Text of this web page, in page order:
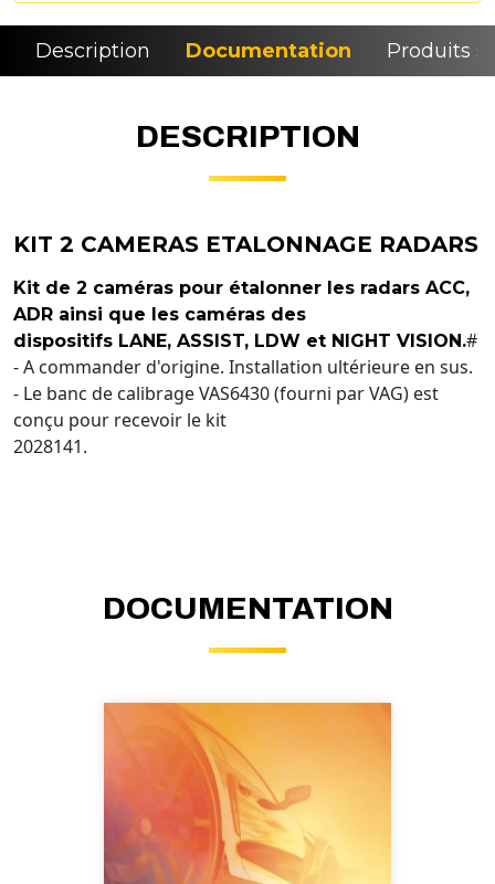
Description Documentation Produits
DESCRIPTION
KIT 2 CAMERAS ETALONNAGE RADARS
Kit de 2 caméras pour étalonner les radars ACC,
ADR ainsi que les caméras des
dispositifs LANE, ASSIST, LDW et NIGHT VISION.#
- A commander d'origine. Installation ultérieure en sus.
- Le banc de calibrage VAS6430 (fourni par VAG) est
conçu pour recevoir le kit
2028141.
DOCUMENTATION